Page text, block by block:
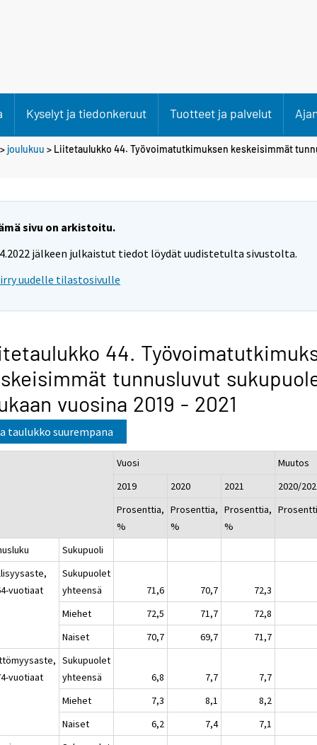
Kyselyt ja tiedonkeruut Tuotteet ja palvelut
joulukuu > Liitetaulukko 44. Työvoimatutkimuksen keskeisimmät
sivu on arkistoitu.
jälkeen julkaistut tiedot löydät uudistetulta sivustolta.
uudelle tilastosivulle
44.
tunnusluvut
vuosina 2019 - 2021
taulukko suurempana
Vuosi
Muutos
2019
2020 2021
2020/
Prosenttia,
%
Prosenttia,
%
Prosenttia,
%
Sukupuoli
vuotiaat
Sukupuolet
yhteensä
71,6 70,7 72,3
Miehet
72,5 71,7 72,8
Naiset
70,7 69,7 71,7
vuotiaat
Sukupuolet
yhteensä
6,8 7,7 7,7
Miehet
7,3 8,1 8,2
Naiset
6,2 7,4 7,1